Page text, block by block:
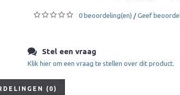
0 beoordeling(en) / Geef
Stel een vraag
Klik hier om een vraag te stellen over dit product.
(0)